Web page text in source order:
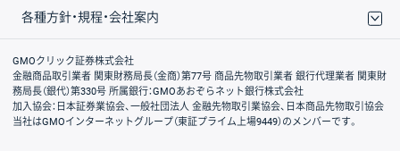
各種方針・規程・会社案内
取引規程・約款
サイトマップ
その他のご案内
個人情報保護方針
最良執行方針
サイトのご利用について
ディスクレイマー
信託保全
リスク説明
会社案内
GMOクリック証券株式会社
金融商品取引業者 関東財務局長（金商）第77号 商品先物取引業者 銀行代理業者 関東財
務局長（銀代）第330号 所属銀行：GMOあおぞらネット銀行株式会社
加入協会：日本証券業協会、一般社団法人 金融先物取引業協会、日本商品先物取引協会
当社はGMOインターネットグループ（東証プライム上場9449）のメンバーです。